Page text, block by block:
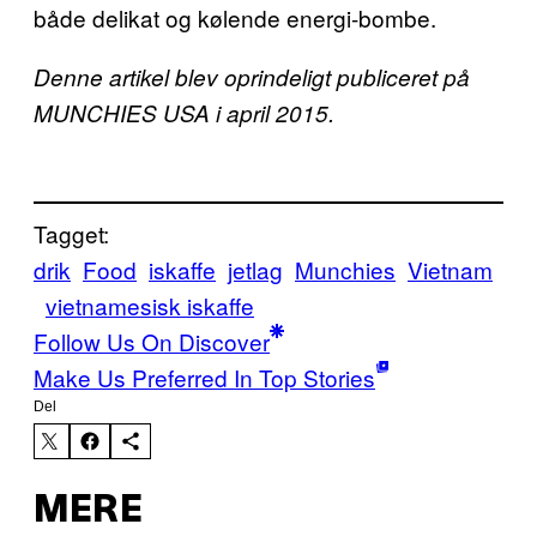
både delikat og kølende energi-bombe.
Denne artikel blev oprindeligt publiceret på
MUNCHIES USA i april 2015.
Tagget:
drik Food iskaffe jetlag Munchies Vietnam
vietnamesisk iskaffe
Follow Us On Discover
Make Us Preferred In Top Stories
Del
MERE